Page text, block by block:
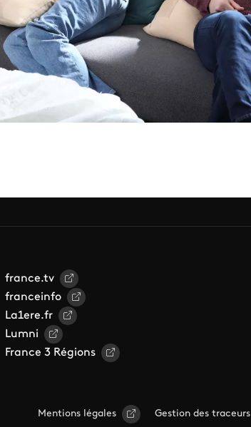
france.tv
franceinfo
La1ere.fr
Lumni
France 3 Régions
Mentions légales Gestion des traceurs